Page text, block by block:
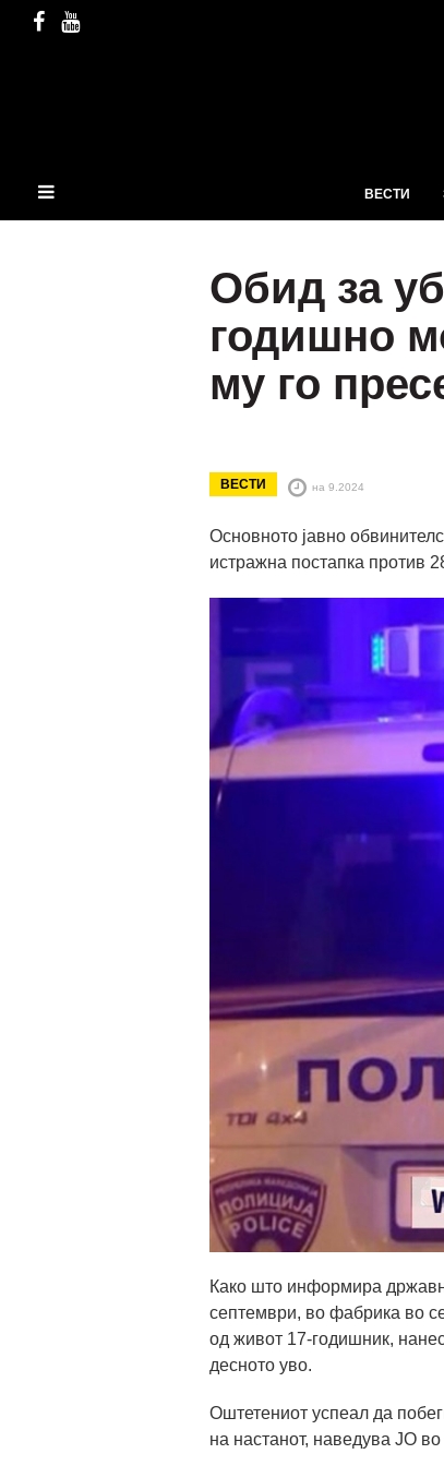
ВЕСТИ
Обид за
годишно
му го
ВЕСТИ на 9.2024
Основното јавно
истражна постапка против
Како што информира
септември, во фабрика во
од живот 17-годишник,
десното уво.
Оштетениот успеал да
на настанот, наведува ЈО